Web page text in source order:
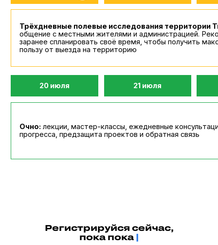
Регистрируйся сейчас,
пока окно возможностей не з